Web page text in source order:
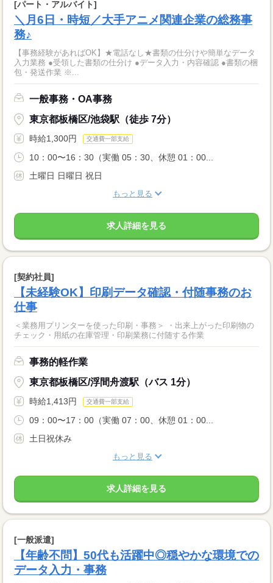
[パート・アルバイト]
＼月6日・時短／大手アニメ関連企業の総務事
務♪
【事務経験があればOK】★電話なし★書類の仕分けや簡単なデータ
入力業務 ●受領した書類の仕分け ●データ入力・内容確認 ●書類の梱
包・発送作業 ※...
一般事務・OA事務
東京都板橋区/池袋駅（徒歩 7分）
時給1,300円 交通費一部支給
10：00〜16：30（実働 05：30、休憩 01：00...
土曜日 日曜日 祝日
もっと見る
求人詳細を見る
[契約社員]
【未経験OK】印刷データ確認・付随事務のお
仕事
＜業務用プリンターを使った印刷・事務＞ ・出来上がった印刷物の
チェック・用紙の在庫管理・印刷業務に付随する作業
事務的軽作業
東京都板橋区/浮間舟渡駅（バス 1分）
時給1,413円 交通費一部支給
09：00〜17：00（実働 07：00、休憩 01：00...
土日祝休み
もっと見る
求人詳細を見る
[一般派遣]
【年齢不問】50代も活躍中◎穏やかな環境での
データ入力・事務